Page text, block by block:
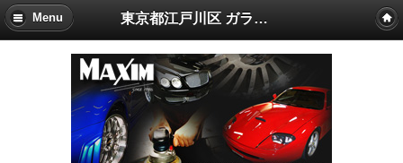
Menu 東京都江戸川区 ガラスコーティング・カーフィルム施工 マキシム